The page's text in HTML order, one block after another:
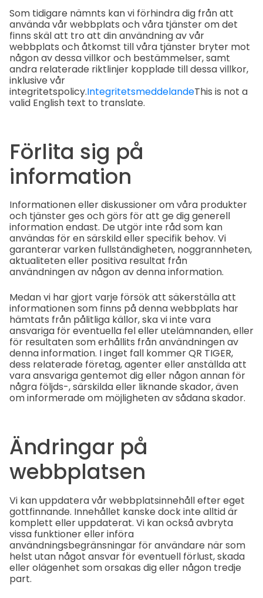
Som tidigare nämnts kan vi förhindra dig från att
använda vår webbplats och våra tjänster om det
finns skäl att tro att din användning av vår
webbplats och åtkomst till våra tjänster bryter mot
någon av dessa villkor och bestämmelser, samt
andra relaterade riktlinjer kopplade till dessa villkor,
inklusive vår
integritetspolicy.IntegritetsmeddelandeThis is not a
valid English text to translate.
Förlita sig på
information
Informationen eller diskussioner om våra produkter
och tjänster ges och görs för att ge dig generell
information endast. De utgör inte råd som kan
användas för en särskild eller specifik behov. Vi
garanterar varken fullständigheten, noggrannheten,
aktualiteten eller positiva resultat från
användningen av någon av denna information.
Medan vi har gjort varje försök att säkerställa att
informationen som finns på denna webbplats har
hämtats från pålitliga källor, ska vi inte vara
ansvariga för eventuella fel eller utelämnanden, eller
för resultaten som erhållits från användningen av
denna information. I inget fall kommer QR TIGER,
dess relaterade företag, agenter eller anställda att
vara ansvariga gentemot dig eller någon annan för
några följds-, särskilda eller liknande skador, även
om informerade om möjligheten av sådana skador.
Ändringar på
webbplatsen
Vi kan uppdatera vår webbplatsinnehåll efter eget
gottfinnande. Innehållet kanske dock inte alltid är
komplett eller uppdaterat. Vi kan också avbryta
vissa funktioner eller införa
användningsbegränsningar för användare när som
helst utan något ansvar för eventuell förlust, skada
eller olägenhet som orsakas dig eller någon tredje
part.